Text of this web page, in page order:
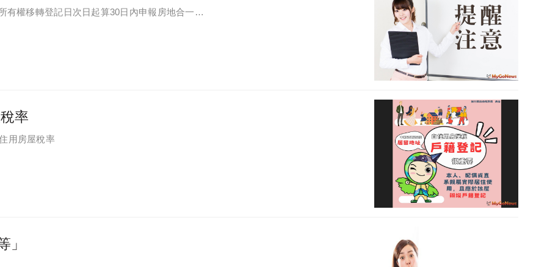
有權移轉登記日次日起算30日內申報房地合一所
率
用房屋稅率
」